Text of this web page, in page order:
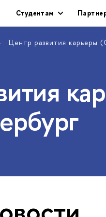
Студентам
Центр развития карьеры